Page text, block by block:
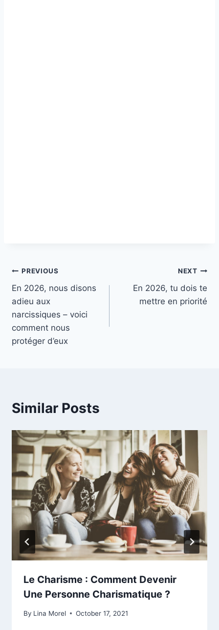
Post
navigation
PREVIOUS
En 2026, nous disons
adieu aux
narcissiques – voici
comment nous
protéger d’eux
NEXT
En 2026, tu dois te
mettre en priorité
Similar Posts
Le Charisme : Comment Devenir
Une Personne Charismatique ?
By Lina Morel October 17, 2021